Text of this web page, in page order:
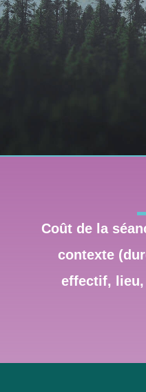
Coût de la
contexte
effectif, lieu,